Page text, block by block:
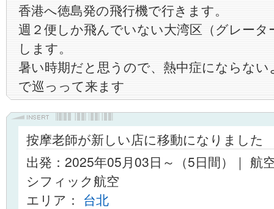
香港へ徳島発の飛行機で行きます。
週２便しか飛んでいない大湾区（グレータ
します。
暑い時期だと思うので、熱中症にならな
で巡っって来ます
按摩老師が新しい店に移動になりました
出発：2025年05月03日～（5日間）｜ 航
シフィック航空
エリア： 台北